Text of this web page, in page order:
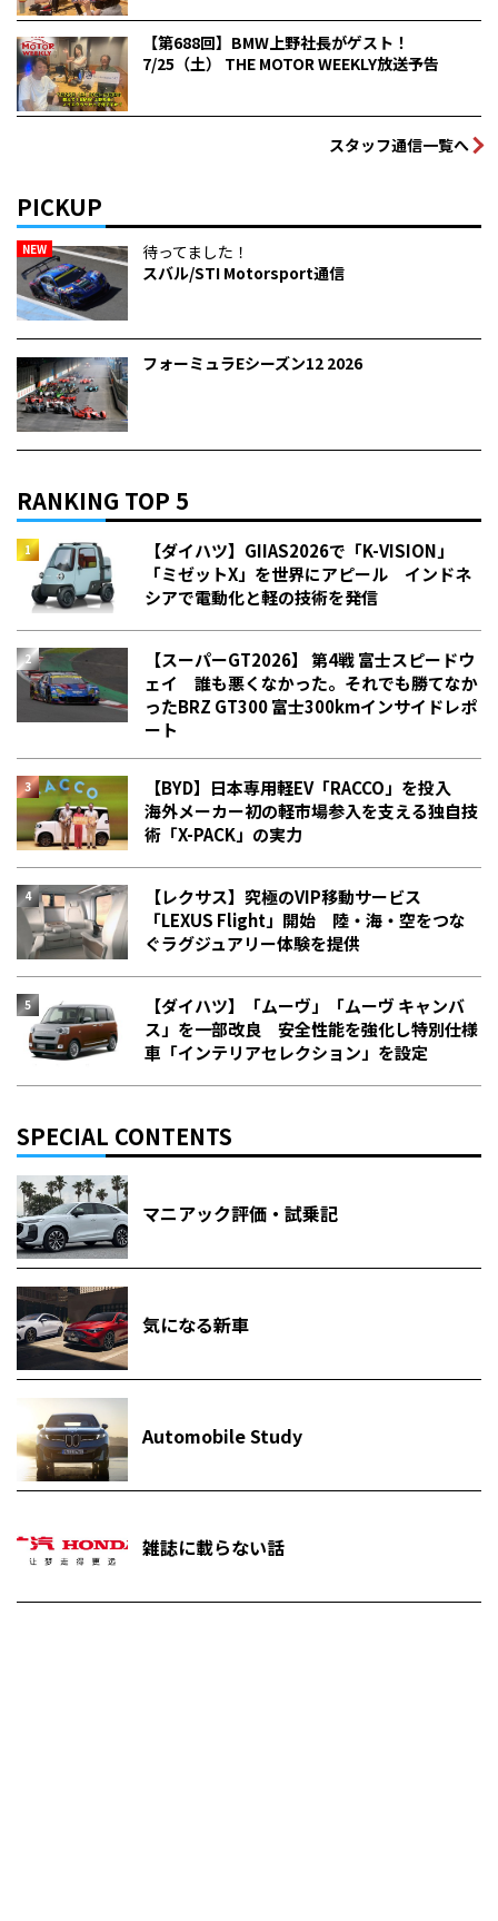
【第688回】BMW上野社長がゲスト！
7/25（土） THE MOTOR WEEKLY放送予告
スタッフ通信一覧へ
PICKUP
NEW
待ってました！
スバル/STI Motorsport通信
フォーミュラEシーズン12 2026
RANKING TOP 5
【ダイハツ】GIIAS2026で「K-VISION」
「ミゼットX」を世界にアピール インドネ
シアで電動化と軽の技術を発信
【スーパーGT2026】 第4戦 富士スピードウ
ェイ 誰も悪くなかった。それでも勝てなか
った――BRZ GT300 富士300kmインサイドレポ
ート
【BYD】日本専用軽EV「RACCO」を投入
海外メーカー初の軽市場参入を支える独自技
術「X-PACK」の実力
【レクサス】究極のVIP移動サービス
「LEXUS Flight」開始 陸・海・空をつな
ぐラグジュアリー体験を提供
【ダイハツ】「ムーヴ」「ムーヴ キャンバ
ス」を一部改良 安全性能を強化し特別仕様
車「インテリアセレクション」を設定
SPECIAL CONTENTS
マニアック評価・試乗記
気になる新車
Automobile Study
雑誌に載らない話